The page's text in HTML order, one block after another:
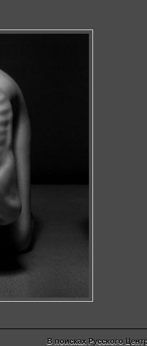
В поисках Русского